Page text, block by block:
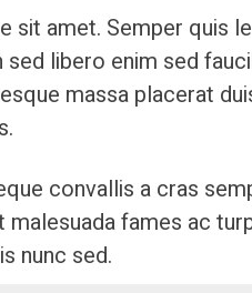
sit amet. Semper quis
sed libero enim sed
massa placerat
convallis a cras
malesuada fames ac
nunc sed.